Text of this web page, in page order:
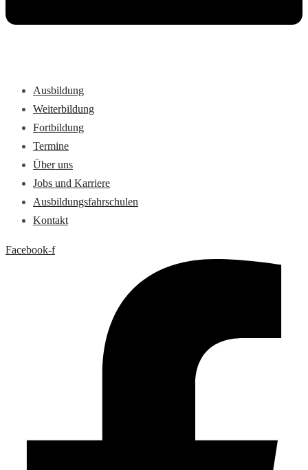
Ausbildung
Weiterbildung
Fortbildung
Termine
Über uns
Jobs und Karriere
Ausbildungsfahrschulen
Kontakt
Facebook-f